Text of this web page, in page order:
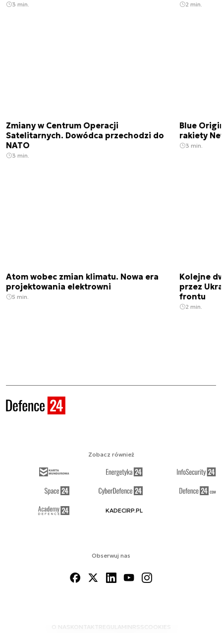
3 min. 2 min.
Zmiany w Centrum Operacji
Satelitarnych. Dowódca przechodzi do
NATO
3 min.
Blue
rakiety
3 min.
Atom wobec zmian klimatu. Nowa era
projektowania elektrowni
5 min.
Kolejne
przez
frontu
2 min.
Obserwuj nas
O NAS KONTAKTREGULAMINRSS COOKIES
Zobacz również
KADECIRP.PL